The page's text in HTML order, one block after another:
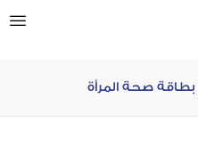
بطاقة صحة المرأة